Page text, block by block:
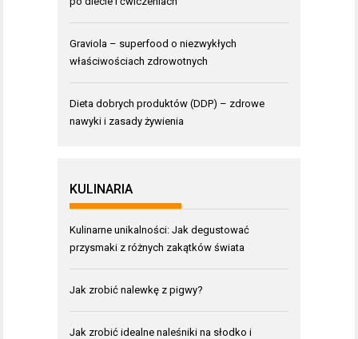
Graviola – superfood o niezwykłych
właściwościach zdrowotnych
Dieta dobrych produktów (DDP) – zdrowe
nawyki i zasady żywienia
KULINARIA
Kulinarne unikalności: Jak degustować
przysmaki z różnych zakątków świata
Jak zrobić nalewkę z pigwy?
Jak zrobić idealne naleśniki na słodko i